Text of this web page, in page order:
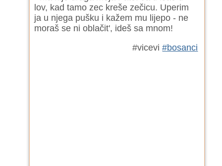
lov, kad tamo zec kreše zečicu. Uperim
ja u njega pušku i kažem mu lijepo - ne
moraš se ni oblačit', ideš sa mnom!
#vicevi#bosanci